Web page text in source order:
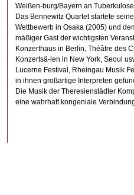
Weißen-burg/Bayern an
Das Bennewitz Quartet startete
Wettbewerb in Osaka (2005) und
mäßiger Gast der wichtigsten
Konzerthaus in Berlin, Théâtre des
Konzertsä-len in New York, Seoul
Lucerne Festival, Rheingau Musik
in ihnen großartige Interpreten
Die Musik der Theresienstädter
eine wahrhaft kongeniale